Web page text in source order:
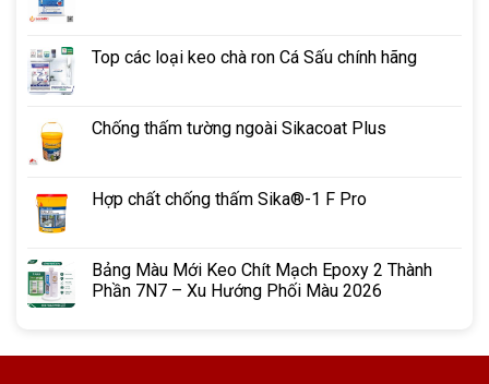
Top các loại keo chà ron Cá Sấu chính hãng
Chống thấm tường ngoài Sikacoat Plus
Hợp chất chống thấm Sika®-1 F Pro
Bảng Màu Mới Keo Chít Mạch Epoxy 2 Thành
Phần 7N7 – Xu Hướng Phối Màu 2026